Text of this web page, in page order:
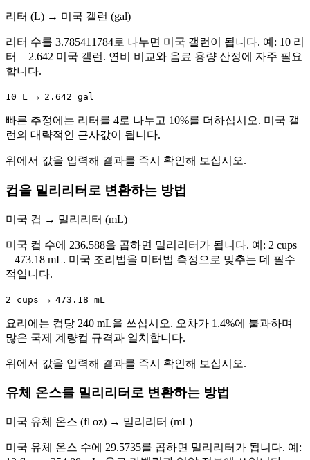
리터 (L) → 미국 갤런 (gal)
리터 수를 3.785411784로 나누면 미국 갤런이 됩니다. 예: 10 리
터 = 2.642 미국 갤런. 연비 비교와 음료 용량 산정에 자주 필요
합니다.
10 L → 2.642 gal
빠른 추정에는 리터를 4로 나누고 10%를 더하십시오. 미국 갤
런의 대략적인 근사값이 됩니다.
위에서 값을 입력해 결과를 즉시 확인해 보십시오.
컵을 밀리리터로 변환하는 방법
미국 컵 → 밀리리터 (mL)
미국 컵 수에 236.588을 곱하면 밀리리터가 됩니다. 예: 2 cups
= 473.18 mL. 미국 조리법을 미터법 측정으로 맞추는 데 필수
적입니다.
2 cups → 473.18 mL
요리에는 컵당 240 mL을 쓰십시오. 오차가 1.4%에 불과하며
많은 국제 계량컵 규격과 일치합니다.
위에서 값을 입력해 결과를 즉시 확인해 보십시오.
유체 온스를 밀리리터로 변환하는 방법
미국 유체 온스 (fl oz) → 밀리리터 (mL)
미국 유체 온스 수에 29.5735를 곱하면 밀리리터가 됩니다. 예: